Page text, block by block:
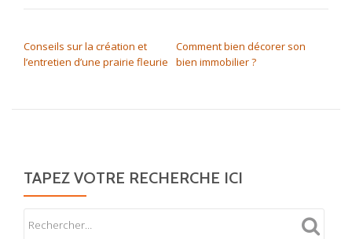
Conseils sur la création et
l’entretien d’une prairie fleurie
Comment bien décorer son
bien immobilier ?
TAPEZ VOTRE RECHERCHE ICI